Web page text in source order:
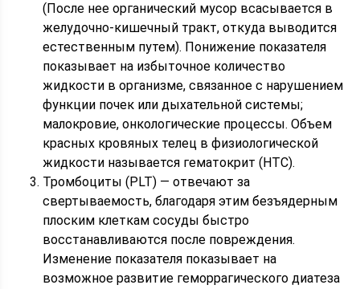
(После нее органический мусор всасывается в
желудочно-кишечный тракт, откуда выводится
естественным путем). Понижение показателя
показывает на избыточное количество
жидкости в организме, связанное с нарушением
функции почек или дыхательной системы;
малокровие, онкологические процессы. Объем
красных кровяных телец в физиологической
жидкости называется гематокрит (HTC).
Тромбоциты (PLT) — отвечают за
свертываемость, благодаря этим безъядерным
плоским клеткам сосуды быстро
восстанавливаются после повреждения.
Изменение показателя показывает на
возможное развитие геморрагического диатеза